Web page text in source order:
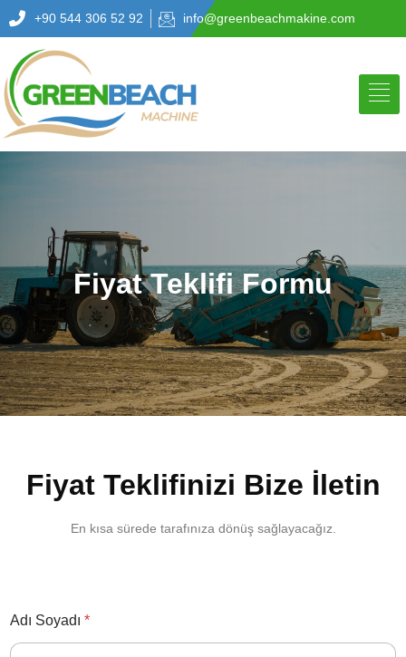
+90 544 306 52 92 info@greenbeachmakine.com
Fiyat Teklifi Formu
Fiyat Teklifinizi Bize İletin
En kısa sürede tarafınıza dönüş sağlayacağız.
Adı Soyadı *